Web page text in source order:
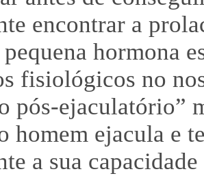
encontrar a
pequena hormona
fisiológicos no
pós-ejaculatório”
homem ejacula e
a sua